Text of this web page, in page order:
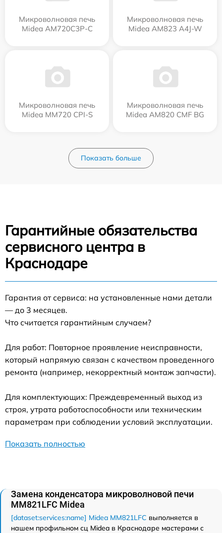
Микроволновая печь
Midea AM720C3P-C
Микроволновая печь
Midea AM823 A4J-W
Микроволновая печь
Midea MM720 CPI-S
Микроволновая печь
Midea AM820 CMF BG
Показать больше
Гарантийные обязательства
сервисного центра в
Краснодаре
Гарантия от сервиса: на установленные нами детали
— до 3 месяцев.
Что считается гарантийным случаем?
Для работ: Повторное проявление неисправности,
который напрямую связан с качеством проведенного
ремонта (например, некорректный монтаж запчасти).
Для комплектующих: Преждевременный выход из
строя, утрата работоспособности или техническим
параметрам при соблюдении условий эксплуатации.
Показать полностью
Замена конденсатора микроволновой печи
MM821LFC Midea
[dataset:services:name] Midea MM821LFC выполняется в
нашем профильном сц Midea в Краснодаре мастерами с